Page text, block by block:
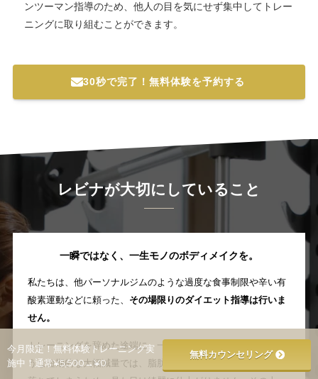
ンツーマン指導のため、他人の目を気にせず集中してトレー
ニングに取り組むことができます。
30秒で完了！無料体験を予約する
レビナが大切にしていること
一瞬ではなく、一生モノのボディメイクを。
私たちは、他パーソナルジムのような過度な食事制限や辛い有
酸素運動などに頼った、 その場限りのダイエット指導は行いま
せん。
トレーニングを辞めた途端に、一瞬でリバウンドしてしまうよ
うな短期的な大幅減量では、脂肪だけではなく、筋肉も一緒に
今月限定！無料体験トレーニング実
施中！通常¥5,500→¥0
無料カウンセリング